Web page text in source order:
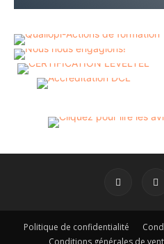
Politique de confidentialité
Conditions générales de